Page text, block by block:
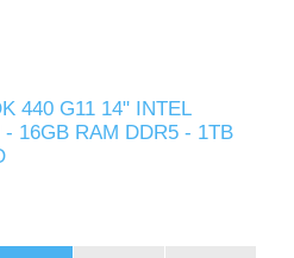
440 G11 14" INTEL
16GB RAM DDR5 - 1TB